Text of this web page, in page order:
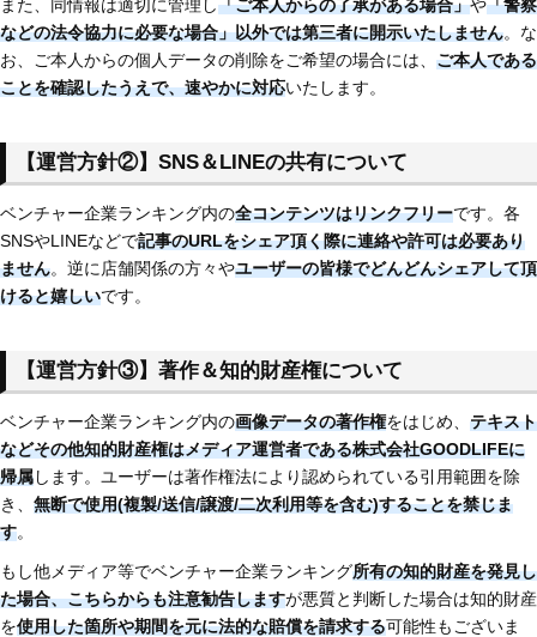
また、同情報は適切に管理し「ご本人からの了承がある場合」や「警察
などの法令協力に必要な場合」以外では第三者に開示いたしません。な
お、ご本人からの個人データの削除をご希望の場合には、 ご本人である
ことを確認したうえで、速やかに対応いたします。
【運営方針②】SNS＆LINEの共有について
ベンチャー企業ランキング内の全コンテンツはリンクフリーです。各
SNSやLINEなどで記事のURLをシェア頂く際に連絡や許可は必要あり
ません。逆に店舗関係の方々やユーザーの皆様でどんどんシェアして頂
けると嬉しいです。
【運営方針③】著作＆知的財産権について
ベンチャー企業ランキング内の画像データの著作権をはじめ、 テキスト
などその他知的財産権はメディア運営者である株式会社GOODLIFEに
帰属します。ユーザーは著作権法により認められている引用範囲を除
き、 無断で使用(複製/送信/譲渡/二次利用等を含む)することを禁じま
す。
もし他メディア等でベンチャー企業ランキング所有の知的財産を発見し
た場合、こちらからも注意勧告しますが悪質と判断した場合は知的財産
を使用した箇所や期間を元に法的な賠償を請求する可能性もございま